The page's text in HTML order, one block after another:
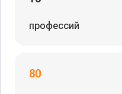
профессий
80